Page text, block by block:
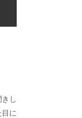
し
目に